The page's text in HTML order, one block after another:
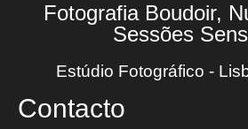
Fotografia Boudoir,
Sessões
Estúdio Fotográfico -
Contacto